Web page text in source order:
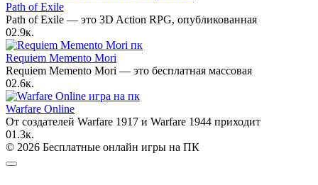
Path of Exile
Path of Exile — это 3D Action RPG, опубликованная
02.9к.
Requiem Memento Mori
Requiem Memento Mori — это бесплатная массовая
02.6к.
Warfare Online
От создателей Warfare 1917 и Warfare 1944 приходит
01.3к.
© 2026 Бесплатные онлайн игры на ПК